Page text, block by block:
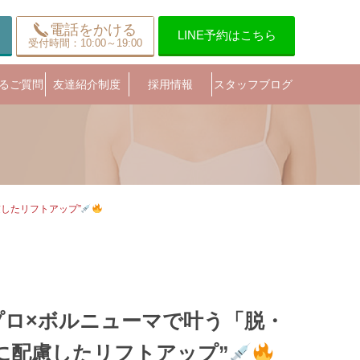
電話をかける
受付時間：10:00～19:00
LINE予約はこちら
ご質問 友達紹介制度 採用情報 スタッフブログ
たリフトアップ”
×ボルニューマで叶う「脱・
配慮したリフトアップ”